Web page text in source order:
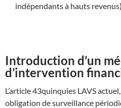
indépendants à hauts revenus).
Introduction d’un
d’intervention
L’article 43quinquies LAVS
obligation de surveillance